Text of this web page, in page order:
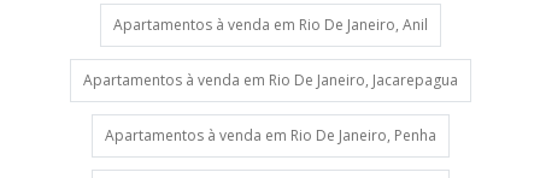
Apartamentos à venda em Rio De Janeiro, Anil
Apartamentos à venda em Rio De Janeiro, Jacarepagua
Apartamentos à venda em Rio De Janeiro, Penha